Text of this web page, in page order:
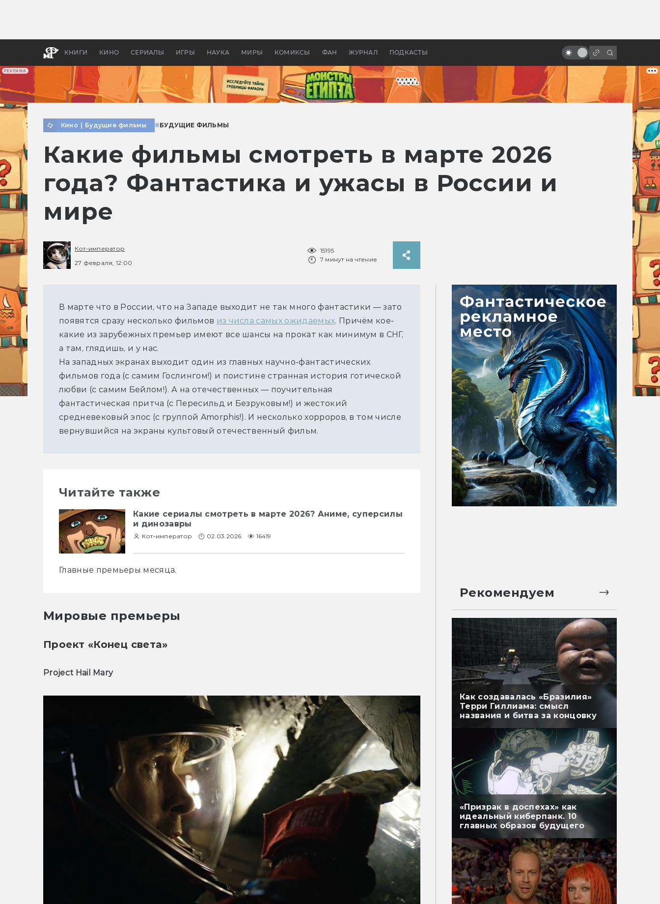
РЕКЛАМА
КНИГИ КИНО СЕРИАЛЫ ИГРЫ НАУКА МИРЫ КОМИКСЫ ФАН ЖУРНАЛ ПОДКАСТЫ
бы «Властелина колец»
Древней Грецией
что вымысел
Кино Будущие фильмы #БУДУЩИЕ ФИЛЬМЫ
Какие фильмы смотреть в марте 2026
года? Фантастика и ужасы в России и
мире
Кот-император
27 февраля, 12:00
15195
7 минут на чтение
В марте что в России, что на Западе выходит не так много фантастики — зато
появятся сразу несколько фильмов из числа самых ожидаемых. Причём кое-
какие из зарубежных премьер имеют все шансы на прокат как минимум в СНГ,
а там, глядишь, и у нас.
На западных экранах выходит один из главных научно-фантастических
фильмов года (с самим Гослингом!) и поистине странная история готической
любви (с самим Бейлом!). А на отечественных — поучительная
фантастическая притча (с Пересильд и Безруковым!) и жестокий
средневековый эпос (с группой Amorphis!). И несколько хорроров, в том числе
вернувшийся на экраны культовый отечественный фильм.
Читайте также
Какие сериалы смотреть в марте 2026? Аниме, суперсилы
и динозавры
Кот-император 02.03.2026 16419
Главные премьеры месяца.
Мировые премьеры
Проект «Конец света»
Project Hail Mary
Рекомендуем
Как создавалась «Бразилия»
Терри Гиллиама: смысл
названия и битва за концовку
«Призрак в доспехах» как
идеальный киберпанк. 10
главных образов будущего